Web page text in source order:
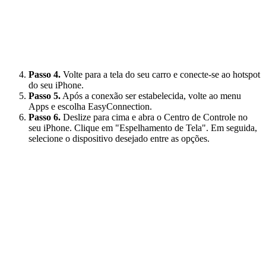
Passo 4. Volte para a tela do seu carro e conecte-se ao hotspot
do seu iPhone.
Passo 5. Após a conexão ser estabelecida, volte ao menu
Apps e escolha EasyConnection.
Passo 6. Deslize para cima e abra o Centro de Controle no
seu iPhone. Clique em "Espelhamento de Tela". Em seguida,
selecione o dispositivo desejado entre as opções.